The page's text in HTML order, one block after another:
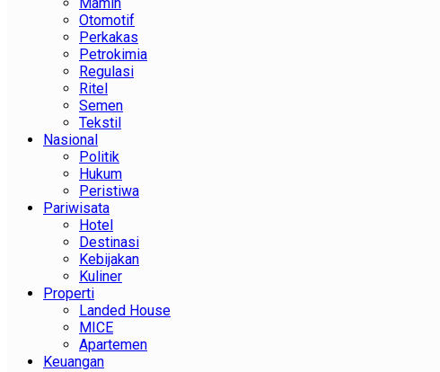
Otomotif
Perkakas
Petrokimia
Regulasi
Ritel
Semen
Tekstil
Nasional
Politik
Hukum
Peristiwa
Pariwisata
Hotel
Destinasi
Kebijakan
Kuliner
Properti
Landed House
MICE
Apartemen
Keuangan